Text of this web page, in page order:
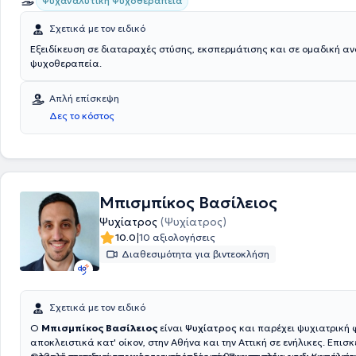
Σχετικά με τον ειδικό
Εξειδίκευση σε διαταραχές στύσης, εκσπερμάτισης και σε ομαδική
ψυχοθεραπεία.
Απλή επίσκεψη
Δες το κόστος
Μπισμπίκος Βασίλειος
Ψυχίατρος (Ψυχίατρος)
10.0|10 αξιολογήσεις
Διαθεσιμότητα για βιντεοκλήση
Σχετικά με τον ειδικό
Ο Μπισμπίκος Βασίλειος είναι Ψυχίατρος και παρέχει ψυχιατρική
αποκλειστικά κατ' οίκον, στην Αθήνα και την Αττική σε ενήλικες.